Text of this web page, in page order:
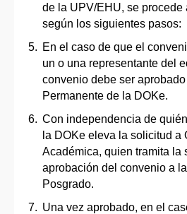
de la UPV/EHU, se procede
según los siguientes pasos:
En el caso de que el
un o una representante del
convenio debe ser
Permanente de la DOKe.
Con independencia de
la DOKe eleva la solicitud a
Académica, quien tramita la
aprobación del convenio a
Posgrado.
Una vez aprobado, en el